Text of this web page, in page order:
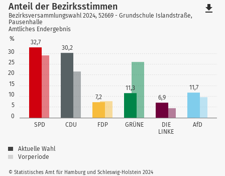
0
5
10
15
20
25
30
%
SPD CDU FDP GRÜNE
DIE
LINKE
AfD
32,7
30,2
7,2
11,3
6,9
11,7
© Statistisches Amt für Hamburg und Schleswig-Holstein 2024
Anteil der Bezirksstimmen
Bezirksversammlungswahl 2024, 52669 - Grundschule Islandstraße,
Pausenhalle
Amtliches Endergebnis
Aktuelle Wahl
Vorperiode
file_download